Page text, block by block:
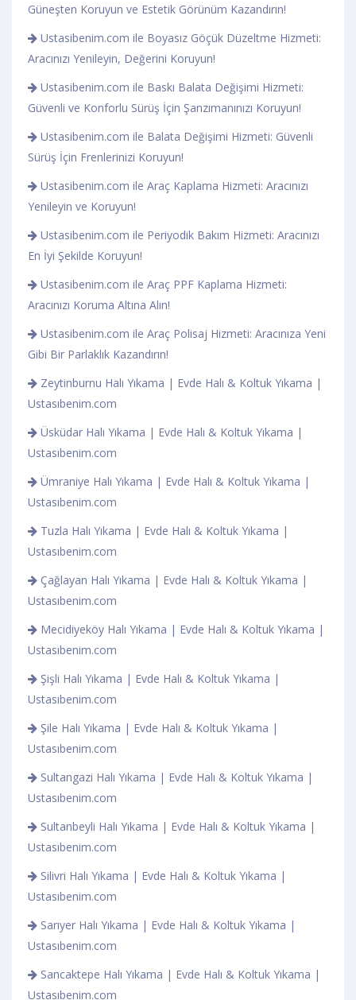
Güneşten Koruyun ve Estetik Görünüm Kazandırın!
Ustasibenim.com ile Boyasız Göçük Düzeltme Hizmeti:
Aracınızı Yenileyin, Değerini Koruyun!
Ustasibenim.com ile Baskı Balata Değişimi Hizmeti:
Güvenli ve Konforlu Sürüş İçin Şanzımanınızı Koruyun!
Ustasibenim.com ile Balata Değişimi Hizmeti: Güvenli
Sürüş İçin Frenlerinizi Koruyun!
Ustasibenim.com ile Araç Kaplama Hizmeti: Aracınızı
Yenileyin ve Koruyun!
Ustasibenim.com ile Periyodik Bakım Hizmeti: Aracınızı
En İyi Şekilde Koruyun!
Ustasibenim.com ile Araç PPF Kaplama Hizmeti:
Aracınızı Koruma Altına Alın!
Ustasibenim.com ile Araç Polisaj Hizmeti: Aracınıza Yeni
Gibi Bir Parlaklık Kazandırın!
Zeytinburnu Halı Yıkama | Evde Halı & Koltuk Yıkama |
Ustasıbenim.com
Üsküdar Halı Yıkama | Evde Halı & Koltuk Yıkama |
Ustasıbenim.com
Ümraniye Halı Yıkama | Evde Halı & Koltuk Yıkama |
Ustasıbenim.com
Tuzla Halı Yıkama | Evde Halı & Koltuk Yıkama |
Ustasıbenim.com
Çağlayan Halı Yıkama | Evde Halı & Koltuk Yıkama |
Ustasıbenim.com
Mecidiyeköy Halı Yıkama | Evde Halı & Koltuk Yıkama |
Ustasıbenim.com
Şişli Halı Yıkama | Evde Halı & Koltuk Yıkama |
Ustasıbenim.com
Şile Halı Yıkama | Evde Halı & Koltuk Yıkama |
Ustasıbenim.com
Sultangazi Halı Yıkama | Evde Halı & Koltuk Yıkama |
Ustasıbenim.com
Sultanbeyli Halı Yıkama | Evde Halı & Koltuk Yıkama |
Ustasıbenim.com
Silivri Halı Yıkama | Evde Halı & Koltuk Yıkama |
Ustasıbenim.com
Sarıyer Halı Yıkama | Evde Halı & Koltuk Yıkama |
Ustasıbenim.com
Sancaktepe Halı Yıkama | Evde Halı & Koltuk Yıkama |
Ustasıbenim.com